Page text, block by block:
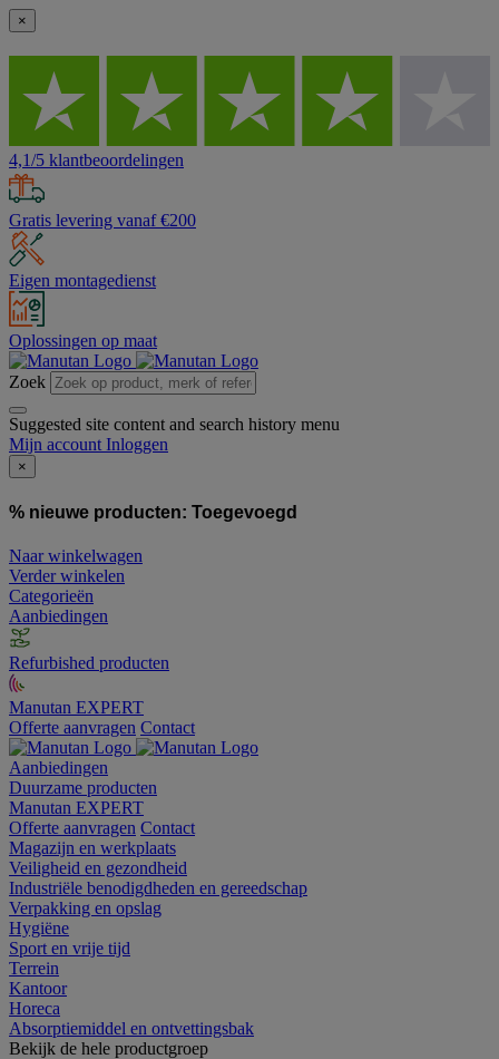
×
4,1/5 klantbeoordelingen
Gratis levering vanaf €200
Eigen montagedienst
Oplossingen op maat
Zoek
Suggested site content and search history menu
Mijn account Inloggen
×
% nieuwe producten: Toegevoegd
Naar winkelwagen
Verder winkelen
Categorieën
Aanbiedingen
Refurbished producten
Manutan EXPERT
Offerte aanvragen Contact
Aanbiedingen
Duurzame producten
Manutan EXPERT
Offerte aanvragen Contact
Magazijn en werkplaats
Veiligheid en gezondheid
Industriële benodigdheden en gereedschap
Verpakking en opslag
Hygiëne
Sport en vrije tijd
Terrein
Kantoor
Horeca
Absorptiemiddel en ontvettingsbak
Bekijk de hele productgroep